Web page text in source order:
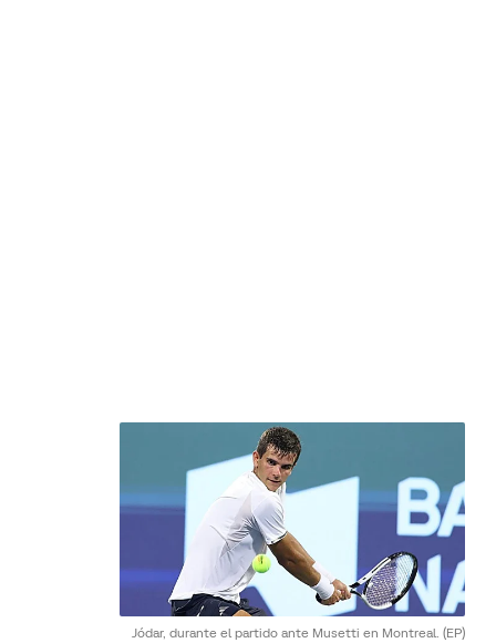
Jódar, durante el partido ante Musetti en Montreal. (EP)